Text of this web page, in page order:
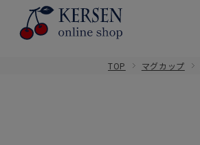
TOP マグカップ